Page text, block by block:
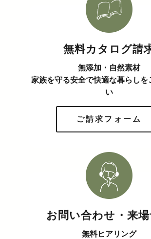
無料カタログ請
無添加・自然素材
家族を守る安全で快適な暮らしを
い
ご請求フォーム
お問い合わせ・来
無料ヒアリング